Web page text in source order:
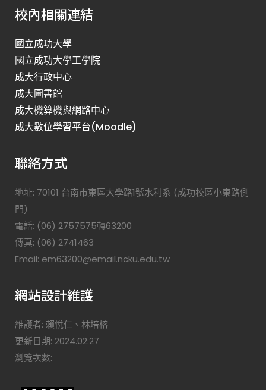
校內相關連結
國立成功大學
國立成功大學工學院
成大行政中心
成大圖書館
成大機算機與網路中心
成大數位學習平台(Moodle)
聯絡方式
地址: 70101 台南市東區大學路1號水利系 (成功校區小東路側
門)
電話: (06) 2757575轉63200
傳真: (06) 2741463
Email: em63200@email.ncku.edu.tw
網站設計維護
維護者: 賴悅仁、林培榕
更新日期: 2024.02.27
瀏覽次數: